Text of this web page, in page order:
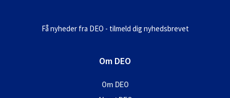
Få nyheder fra DEO - tilmeld dig nyhedsbrevet
Om DEO
Om DEO